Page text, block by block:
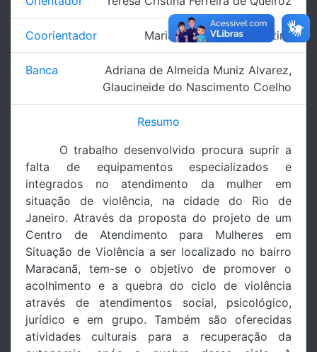
Coorientador Maria Clara Amado Martins
Banca Adriana de Almeida Muniz Alvarez,
Glaucineide do Nascimento Coelho
Resumo
O trabalho desenvolvido procura suprir a
falta de equipamentos especializados e
integrados no atendimento da mulher em
situação de violência, na cidade do Rio de
Janeiro. Através da proposta do projeto de um
Centro de Atendimento para Mulheres em
Situação de Violência a ser localizado no bairro
Maracanã, tem-se o objetivo de promover o
acolhimento e a quebra do ciclo de violência
através de atendimentos social, psicológico,
jurídico e em grupo. Também são oferecidas
atividades culturais para a recuperação da